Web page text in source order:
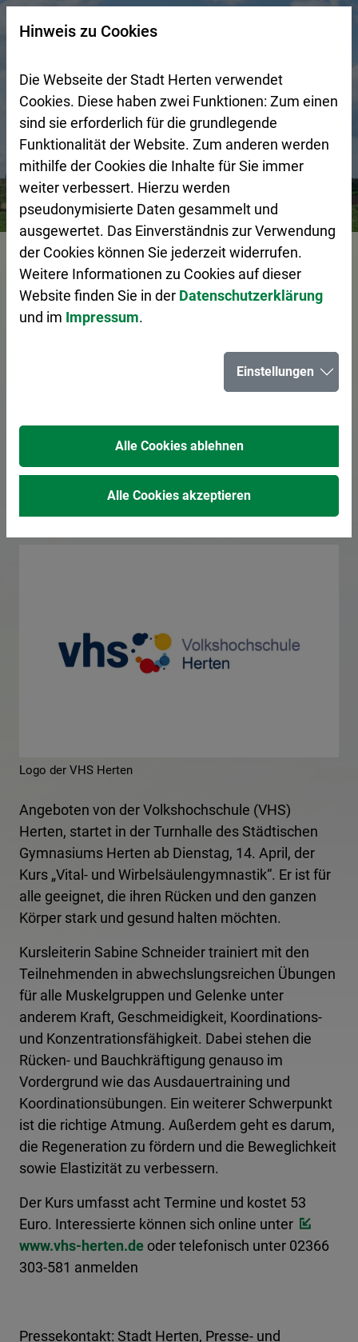
Zur Startseite (Schnelltaste 0)
Zum Seitenanfang springen (Schnelltaste A)
Zur Navigation/Menü springen (Schnelltaste M)
Zur Suche springen (Schnelltaste 8)
Zum Inhalt springen (Schnelltaste I)
Zum Fußbereich springen (Schnelltaste Z)
Bürgerservice Pressemeldungen VHS-Kurs fördert
Vorlesen
VHS-Kurs fördert
die Vitalität des
Körpers in allen
Altersgruppen
02.04.2026
Logo der VHS Herten
Angeboten von der Volkshochschule (VHS)
Herten, startet in der Turnhalle des Städtischen
Gymnasiums Herten ab Dienstag, 14. April, der
Kurs „Vital- und Wirbelsäulengymnastik“. Er ist für
alle geeignet, die ihren Rücken und den ganzen
Körper stark und gesund halten möchten.
Kursleiterin Sabine Schneider trainiert mit den
Teilnehmenden in abwechslungsreichen Übungen
für alle Muskelgruppen und Gelenke unter
anderem Kraft, Geschmeidigkeit, Koordinations-
und Konzentrationsfähigkeit. Dabei stehen die
Rücken- und Bauchkräftigung genauso im
Vordergrund wie das Ausdauertraining und
Koordinationsübungen. Ein weiterer Schwerpunkt
ist die richtige Atmung. Außerdem geht es darum,
die Regeneration zu fördern und die Beweglichkeit
sowie Elastizität zu verbessern.
Der Kurs umfasst acht Termine und kostet 53
Euro. Interessierte können sich online unter
www.vhs-herten.de oder telefonisch unter 02366
303-581 anmelden
Pressekontakt: Stadt Herten, Presse- und
Suchseite mit Schnellsuche
Hinweis zu Cookies
Die Webseite der Stadt Herten verwendet
Cookies. Diese haben zwei Funktionen: Zum einen
sind sie erforderlich für die grundlegende
Funktionalität der Website. Zum anderen werden
mithilfe der Cookies die Inhalte für Sie immer
weiter verbessert. Hierzu werden
pseudonymisierte Daten gesammelt und
ausgewertet. Das Einverständnis zur Verwendung
der Cookies können Sie jederzeit widerrufen.
Weitere Informationen zu Cookies auf dieser
Website finden Sie in der Datenschutzerklärung
und im Impressum.
Einstellungen
Alle Cookies ablehnen
Alle Cookies akzeptieren